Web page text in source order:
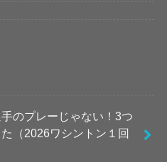
のプレーじゃない！3つ
（2026ワシントン１回